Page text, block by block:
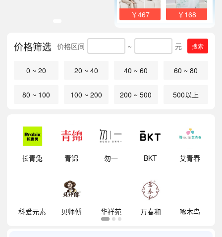
￥467 ￥168
价格筛选 价格区间 ~ 元 搜索
0 ~ 20 20 ~ 40 40 ~ 60 60 ~ 80
80 ~ 100 100 ~ 200 200 ~ 500 500以上
长青兔 青锦 勿一 BKT 艾青春
科爱元素 贝师傅 华祥苑 万春和 啄木鸟